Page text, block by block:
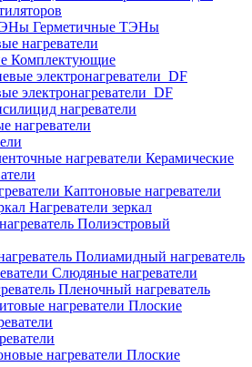
Герметичные ТЭНы
нагреватели
Комплектующие
электронагреватели_DF
нагреватели
нагреватели
Керамические
Каптоновые нагреватели
Нагреватели зеркал
Полиэстровый
Полиамидный нагреватель
Слюдяные нагреватели
Пленочный нагреватель
Плоские
Плоские